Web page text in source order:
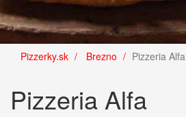
Pizzerky.sk Brezno Pizzeria Alfa
Pizzeria Alfa